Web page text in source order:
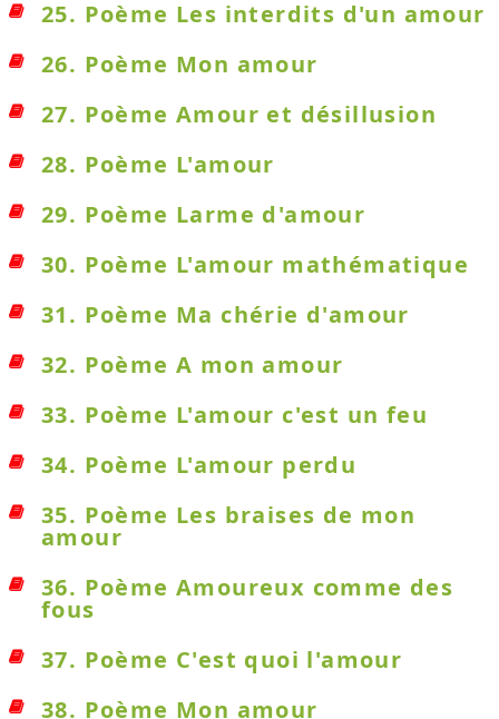
25. Poème Les interdits d'un amour
26. Poème Mon amour
27. Poème Amour et désillusion
28. Poème L'amour
29. Poème Larme d'amour
30. Poème L'amour mathématique
31. Poème Ma chérie d'amour
32. Poème A mon amour
33. Poème L'amour c'est un feu
34. Poème L'amour perdu
35. Poème Les braises de mon
amour
36. Poème Amoureux comme des
fous
37. Poème C'est quoi l'amour
38. Poème Mon amour